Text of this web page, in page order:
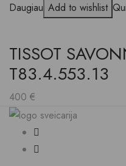
Daugiau Add to wishlist
TISSOT
T83.4.553.13
400 €